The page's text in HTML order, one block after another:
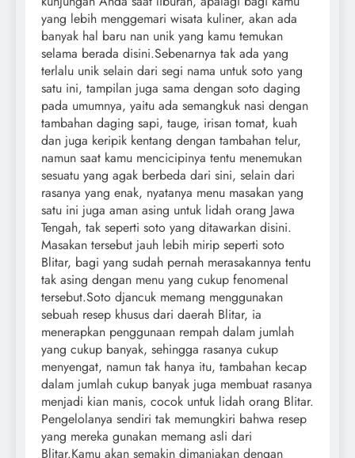
yang lebih menggemari wisata kuliner, akan ada
banyak hal baru nan unik yang kamu temukan
selama berada disini.Sebenarnya tak ada yang
terlalu unik selain dari segi nama untuk soto yang
satu ini, tampilan juga sama dengan soto daging
pada umumnya, yaitu ada semangkuk nasi dengan
tambahan daging sapi, tauge, irisan tomat, kuah
dan juga keripik kentang dengan tambahan telur,
namun saat kamu mencicipinya tentu menemukan
sesuatu yang agak berbeda dari sini, selain dari
rasanya yang enak, nyatanya menu masakan yang
satu ini juga aman asing untuk lidah orang Jawa
Tengah, tak seperti soto yang ditawarkan disini.
Masakan tersebut jauh lebih mirip seperti soto
Blitar, bagi yang sudah pernah merasakannya tentu
tak asing dengan menu yang cukup fenomenal
tersebut.Soto djancuk memang menggunakan
sebuah resep khusus dari daerah Blitar, ia
menerapkan penggunaan rempah dalam jumlah
yang cukup banyak, sehingga rasanya cukup
menyengat, namun tak hanya itu, tambahan kecap
dalam jumlah cukup banyak juga membuat rasanya
menjadi kian manis, cocok untuk lidah orang Blitar.
Pengelolanya sendiri tak memungkiri bahwa resep
yang mereka gunakan memang asli dari
Blitar.Kamu akan semakin dimanjakan dengan